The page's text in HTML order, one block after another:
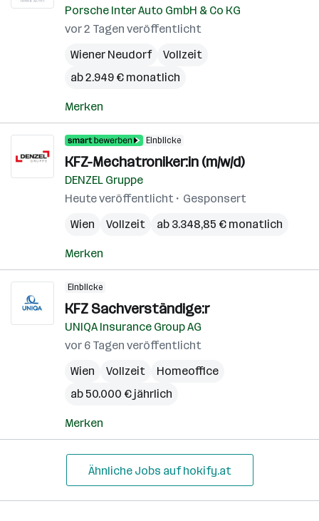
Porsche Inter Auto GmbH & Co KG
vor 2 Tagen veröffentlicht
Wiener Neudorf
Vollzeit
ab 2.949 € monatlich
Merken
Einblicke
KFZ-Mechatroniker:in (m/w/d)
DENZEL Gruppe
Heute veröffentlicht
Gesponsert
Wien
Vollzeit ab 3.348,85 € monatlich
Merken
Einblicke
KFZ Sachverständige:r
UNIQA Insurance Group AG
vor 6 Tagen veröffentlicht
Wien
Vollzeit
Homeoffice
ab 50.000 € jährlich
Merken
Ähnliche Jobs auf hokify.at